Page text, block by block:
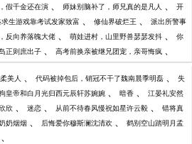
假千金还在演 、 师妹别脑补了，师兄真的是凡人 、 开
生游戏靠考试发家致富 、 修仙界破烂王 、 派出所警事
反向养落魄大佬 、 萌娃进村，山里野兽瑟瑟发抖 、 你
正则庶出子 、 高考前换亲被继兄团宠，亲哥悔疯 、
美人 、 代码被掉包后，销冠不干了魏南晨季明磊 、 失
皇帝和白月光归西元辰轩苏婉婉 、 暗香 、 江晏礼安然
欣 、 迷恋 、 从前不待春风慢祝如星许云毅 、 错将真
奶烟烟 、 后悔爱你穆斯澜沈清欢 、 鹤别空山踏明月孟
、